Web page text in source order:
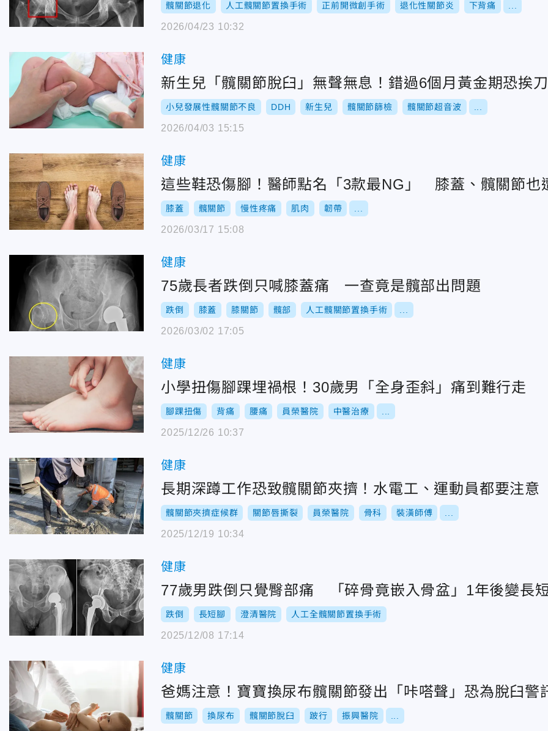
髖關節退化 人工髖關節置換手術 正前開微創手術 退化性關節炎 下背痛
2026/04/23 10:32
健康
新生兒「髖關節脫臼」無聲無息！錯過6個月黃金期恐挨刀
小兒發展性髖關節不良 DDH 新生兒 髖關節篩檢 髖關節超音波
2026/04/03 15:15
健康
這些鞋恐傷腳！醫師點名「3款最NG」 膝蓋、髖關節也
膝蓋 髖關節 慢性疼痛 肌肉 韌帶
2026/03/17 15:08
健康
75歲長者跌倒只喊膝蓋痛 一查竟是髖部出問題
跌倒 膝蓋 膝關節 髖部 人工髖關節置換手術
2026/03/02 17:05
健康
小學扭傷腳踝埋禍根！30歲男「全身歪斜」痛到難行走
腳踝扭傷 背痛 腰痛 員榮醫院 中醫治療
2025/12/26 10:37
健康
長期深蹲工作恐致髖關節夾擠！水電工、運動員都要注意
髖關節夾擠症候群 關節唇撕裂 員榮醫院 骨科 裝潢師傅
2025/12/19 10:34
健康
77歲男跌倒只覺臀部痛 「碎骨竟嵌入骨盆」1年後變長
跌倒 長短腳 澄清醫院 人工全髖關節置換手術
2025/12/08 17:14
健康
爸媽注意！寶寶換尿布髖關節發出「咔嗒聲」恐為脫臼警
髖關節 換尿布 髖關節脫臼 跛行 振興醫院